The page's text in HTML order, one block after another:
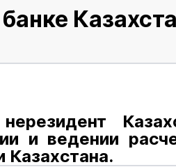
и ведении
Казахстана.